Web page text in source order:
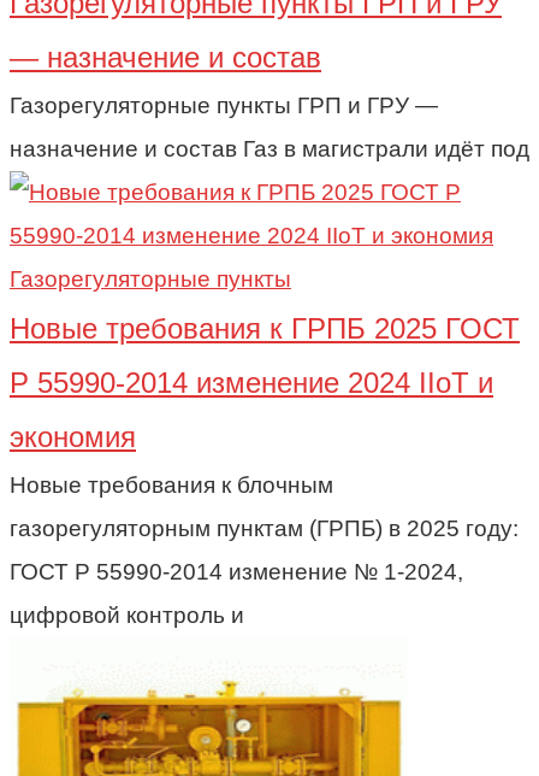
— назначение и состав
Газорегуляторные пункты ГРП и ГРУ —
назначение и состав Газ в магистрали идёт под
Газорегуляторные пункты
Новые требования к ГРПБ 2025 ГОСТ
Р 55990-2014 изменение 2024 IIoT и
экономия
Новые требования к блочным
газорегуляторным пунктам (ГРПБ) в 2025 году:
ГОСТ Р 55990-2014 изменение № 1-2024,
цифровой контроль и